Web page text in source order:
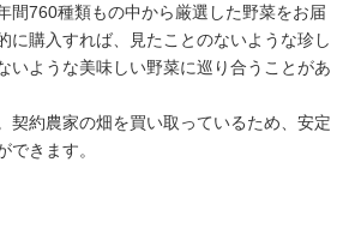
間760種類もの中から厳選した野菜をお届
に購入すれば、見たことのないような珍し
いような美味しい野菜に巡り合うことがあ
契約農家の畑を買い取っているため、安定
できます。